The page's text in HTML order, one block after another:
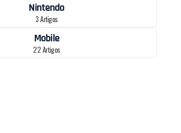
Nintendo
3 Artigos
Mobile
22 Artigos